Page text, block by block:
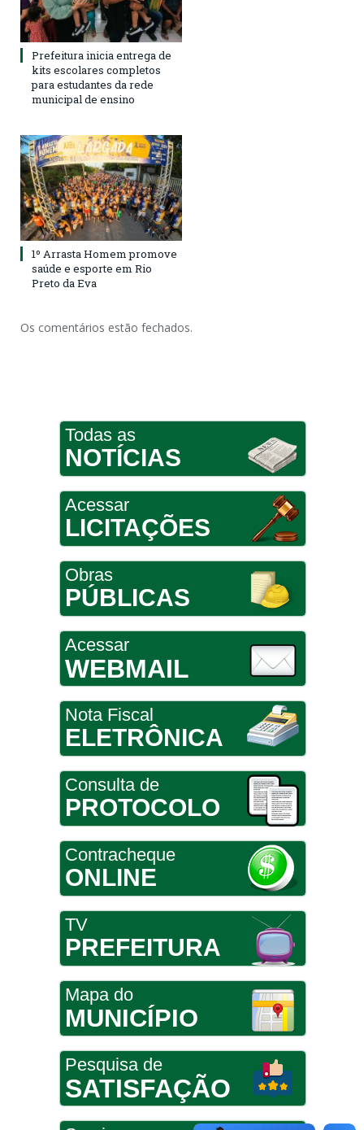
Prefeitura inicia entrega de
kits escolares completos
para estudantes da rede
municipal de ensino
1º Arrasta Homem promove
saúde e esporte em Rio
Preto da Eva
Os comentários estão fechados.
Todas as
NOTÍCIAS
Acessar
LICITAÇÕES
Obras
PÚBLICAS
Acessar
WEBMAIL
Nota Fiscal
ELETRÔNICA
Consulta de
PROTOCOLO
Contracheque
ONLINE
TV
PREFEITURA
Mapa do
MUNICÍPIO
Pesquisa de
SATISFAÇÃO